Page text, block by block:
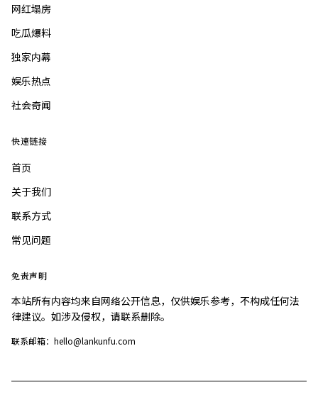
网红塌房
吃瓜爆料
独家内幕
娱乐热点
社会奇闻
快速链接
首页
关于我们
联系方式
常见问题
免责声明
本站所有内容均来自网络公开信息，仅供娱乐参考，不构成任何法
律建议。如涉及侵权，请联系删除。
联系邮箱：hello@lankunfu.com